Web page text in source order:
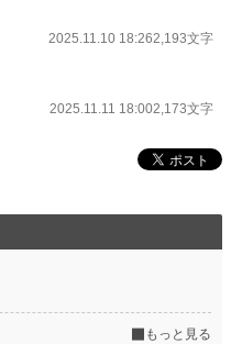
2025.11.10 18:262,193文字
2025.11.11 18:002,173文字
もっと見る